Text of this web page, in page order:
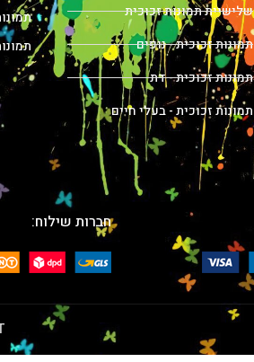
שלישיית תמונות זכוכית
תמונות זכוכית - נופים
תמונות זכוכית - דת
תמונות זכוכית - בעלי חיים
חברות שילוח: